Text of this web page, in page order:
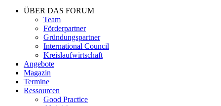
ÜBER DAS FORUM
Team
Förderpartner
Gründungspartner
International Council
Kreislaufwirtschaft
Angebote
Magazin
Termine
Ressourcen
Good Practice